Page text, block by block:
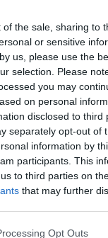
of the sale, sharing to
or sensitive
us, please use the
selection. Please
you may
on personal
disclosed to third
separately opt-out of
information by
participants. This
to third parties on
that may further
app uses one
Opt Outs